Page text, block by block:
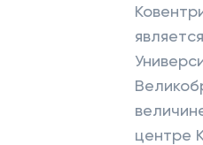
центре